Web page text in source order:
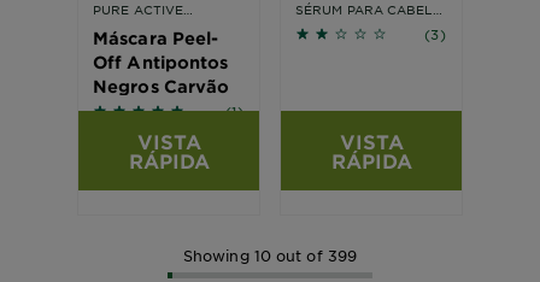
PURE ACTIVE
Máscara Peel-
Off Antipontos
Negros Carvão
5 out of 5 stars based on reviews
(1)
VISTA
RÁPIDA
SÉRUM PARA CABELO
PONTAS ESPIGADAS
1.6667 out of 5 stars
(3)
VISTA
RÁPIDA
Showing 10 out of 399